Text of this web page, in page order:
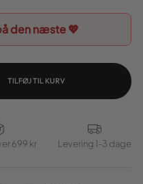
den næste 💖
TILFØJ TIL KURV
699 kr Levering 1-3 dage